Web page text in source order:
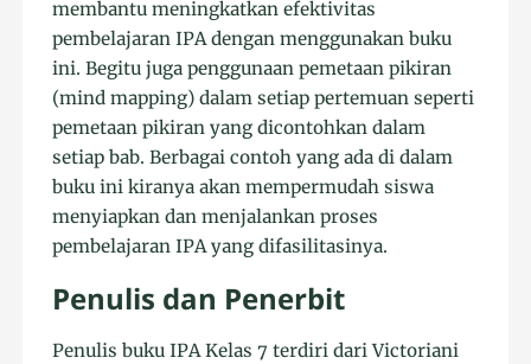
membantu meningkatkan efektivitas
pembelajaran IPA dengan menggunakan buku
ini. Begitu juga penggunaan pemetaan pikiran
(mind mapping) dalam setiap pertemuan seperti
pemetaan pikiran yang dicontohkan dalam
setiap bab. Berbagai contoh yang ada di dalam
buku ini kiranya akan mempermudah siswa
menyiapkan dan menjalankan proses
pembelajaran IPA yang difasilitasinya.
Penulis dan Penerbit
Penulis buku IPA Kelas 7 terdiri dari Victoriani